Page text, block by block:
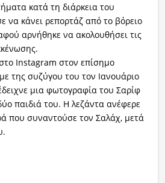
κατά τη διάρκεια του
να κάνει ρεπορτάζ από το βόρειο
αρνήθηκε να ακολουθήσει τις
Instagram στον επίσημο
της συζύγου του τον Ιανουάριο
μια φωτογραφία του Σαρίφ
παιδιά του. Η λεζάντα ανέφερε
που συναντούσε τον Σαλάχ, μετά